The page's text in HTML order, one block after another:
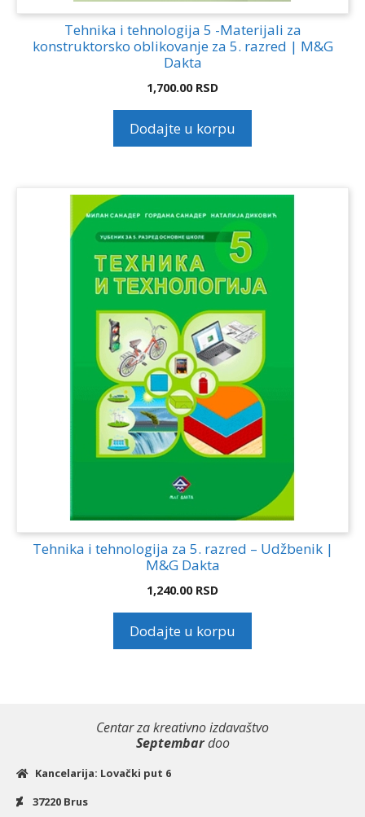
Tehnika i tehnologija 5 -Materijali za
konstruktorsko oblikovanje za 5. razred | M&G
Dakta
1,700.00 RSD
Dodajte u korpu
Tehnika i tehnologija za 5. razred – Udžbenik |
M&G Dakta
1,240.00 RSD
Dodajte u korpu
Centar za kreativno izdavaštvo
Septembardoo
Kancelarija: Lovački put 6
37220 Brus